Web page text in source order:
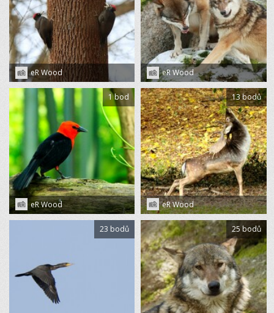
eR Wood eR Wood
eR Wood
1 bod
eR Wood
13 bodů
23 bodů 25 bodů